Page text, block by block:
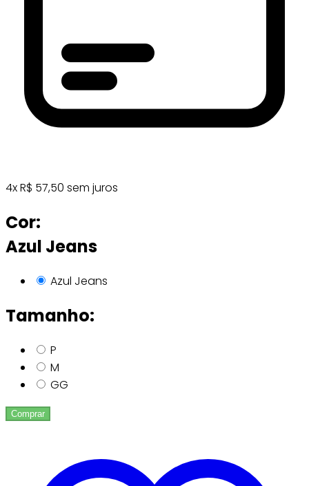
4xR$ 57,50 sem juros
Cor:
Azul Jeans
Azul Jeans
Tamanho:
P
M
GG
Comprar